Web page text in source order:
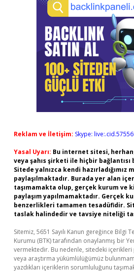
Reklam ve İletişim: Skype:
Yasal Uyarı: Bu internet sitesi,
veya şahıs şirketi ile hiçbir
Sitede yalnızca kendi hazırladığımız
paylaşılmaktadır. Burada yer alan
taşımamakta olup, gerçek kurum ve
paylaşım yapılmamaktadır. Gerçek
benzerlikleri tamamen tesadüfidir.
taslak halindedir ve tavsiye niteliği
Sitemiz, 5651 Sayılı Kanun gereğince Bilgi
Kurumu (BTK) tarafından onaylanmış bir
vermektedir. Bu nedenle, sitedeki
veya araştırma yükümlülüğümüz
yazdıkları içeriklerin sorumluluğunu